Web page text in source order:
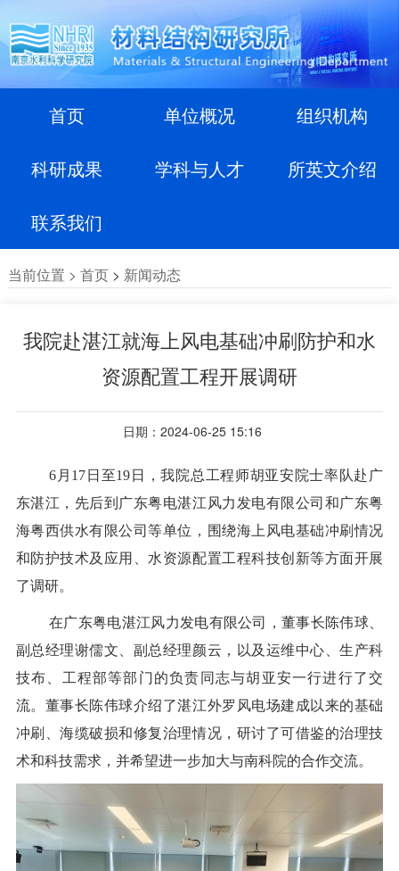
首页 单位概况 组织机构
科研成果 学科与人才 所英文介绍
联系我们
当前位置 > 首页> 新闻动态
我院赴湛江就海上风电基础冲刷防护和水
资源配置工程开展调研
日期：2024-06-25 15:16
6月17日至19日，我院总工程师胡亚安院士率队赴广
东湛江，先后到广东粤电湛江风力发电有限公司和广东粤
海粤西供水有限公司等单位，围绕海上风电基础冲刷情况
和防护技术及应用、水资源配置工程科技创新等方面开展
了调研。
在广东粤电湛江风力发电有限公司，董事长陈伟球、
副总经理谢儒文、副总经理颜云，以及运维中心、生产科
技布、工程部等部门的负责同志与胡亚安一行进行了交
流。董事长陈伟球介绍了湛江外罗风电场建成以来的基础
冲刷、海缆破损和修复治理情况，研讨了可借鉴的治理技
术和科技需求，并希望进一步加大与南科院的合作交流。